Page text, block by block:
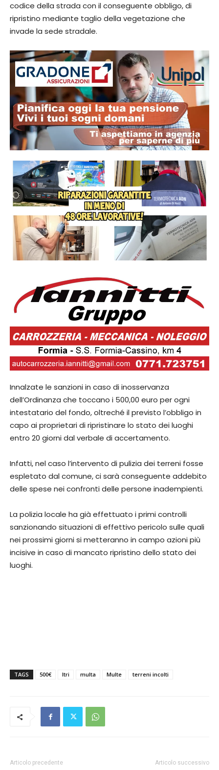
codice della strada con il conseguente obbligo, di
ripristino mediante taglio della vegetazione che
invade la sede stradale.
Innalzate le sanzioni in caso di inosservanza
dell’Ordinanza che toccano i 500,00 euro per ogni
intestatario del fondo, oltreché il previsto l’obbligo in
capo ai proprietari di ripristinare lo stato dei luoghi
entro 20 giorni dal verbale di accertamento.
Infatti, nel caso l’intervento di pulizia dei terreni fosse
espletato dal comune, ci sarà conseguente addebito
delle spese nei confronti delle persone inadempienti.
La polizia locale ha già effettuato i primi controlli
sanzionando situazioni di effettivo pericolo sulle quali
nei prossimi giorni si metteranno in campo azioni più
incisive in caso di mancato ripristino dello stato dei
luoghi.
TAGS 500€ Itri multa Multe terreni incolti
Articolo precedente Articolo successivo